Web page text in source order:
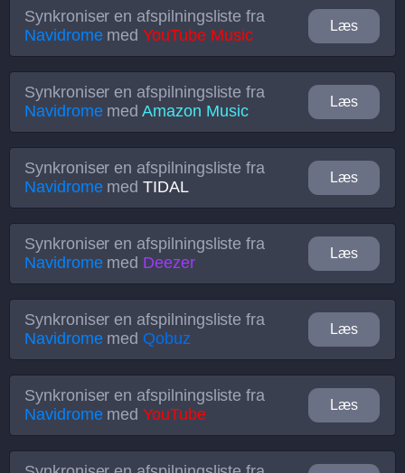
Synkroniser en afspilningsliste fra
NavidromemedYouTube Music
Læs
Synkroniser en afspilningsliste fra
NavidromemedAmazon Music
Læs
Synkroniser en afspilningsliste fra
NavidromemedTIDAL
Læs
Synkroniser en afspilningsliste fra
Navidromemed Deezer
Læs
Synkroniser en afspilningsliste fra
Navidromemed Qobuz
Læs
Synkroniser en afspilningsliste fra
NavidromemedYouTube
Læs